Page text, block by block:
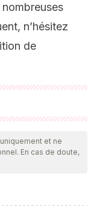
n’hésitez
de
en profondeur
leur fiabilité, leur
cet article a été
A
et ne
En cas de doute,